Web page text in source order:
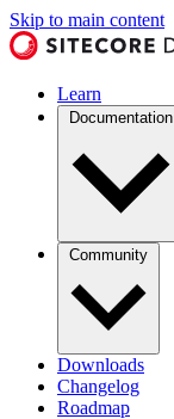
Skip to main content
Learn
Documentation
Community
Downloads
Changelog
Roadmap